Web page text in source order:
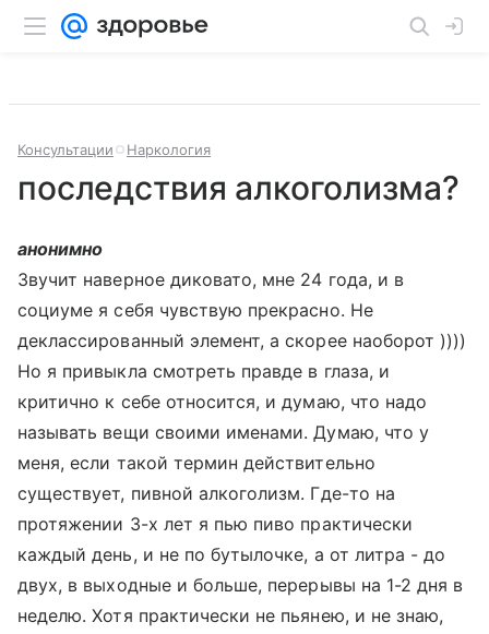
Консультации Наркология
последствия алкоголизма?
анонимно
Звучит наверное диковато, мне 24 года, и в
социуме я себя чувствую прекрасно. Не
деклассированный элемент, а скорее наоборот ))))
Но я привыкла смотреть правде в глаза, и
критично к себе относится, и думаю, что надо
называть вещи своими именами. Думаю, что у
меня, если такой термин действительно
существует, пивной алкоголизм. Где-то на
протяжении 3-х лет я пью пиво практически
каждый день, и не по бутылочке, а от литра - до
двух, в выходные и больше, перерывы на 1-2 дня в
неделю. Хотя практически не пьянею, и не знаю,